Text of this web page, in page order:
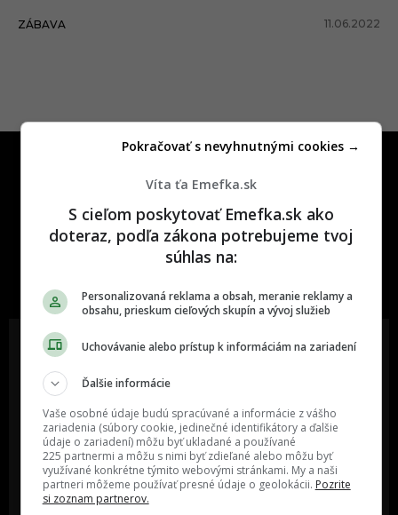
ZÁBAVA 11.06.2022
One time najzábavnejšie miesto na
slovenskom internete, next time
Oslov reklamou viac ako milión
ľudí v rôznych vekových
kategóriách a na rôznych
sociálnych sieťach a nakopni svoj
biznis alebo produkt.
MÁM ZÁUJEM O
SPOLUPRÁCU
mali určite napísať?
POŠLI NÁM TIP NA ČLÁNOK
Víta ťa Emefka.sk
S cieľom poskytovať Emefka.sk ako
doteraz, podľa zákona potrebujeme tvoj
súhlas na:
Personalizovaná reklama a obsah, meranie reklamy a
obsahu, prieskum cieľových skupín a vývoj služieb
Uchovávanie alebo prístup k informáciám na zariadení
Ďalšie informácie
Vaše osobné údaje budú spracúvané a informácie z vášho
zariadenia (súbory cookie, jedinečné identifikátory a ďalšie
údaje o zariadení) môžu byť ukladané a používané
225 partnermi a môžu s nimi byť zdieľané alebo môžu byť
využívané konkrétne týmito webovými stránkami. My a naši
partneri môžeme používať presné údaje o geolokácii. Pozrite
si zoznam partnerov.
Pokračovať s nevyhnutnými cookies →